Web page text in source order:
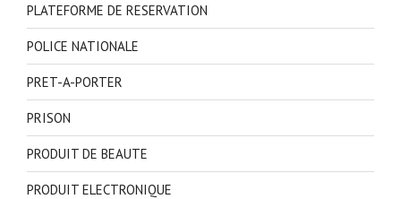
PLATEFORME DE RESERVATION
POLICE NATIONALE
PRET-A-PORTER
PRISON
PRODUIT DE BEAUTE
PRODUIT ELECTRONIQUE